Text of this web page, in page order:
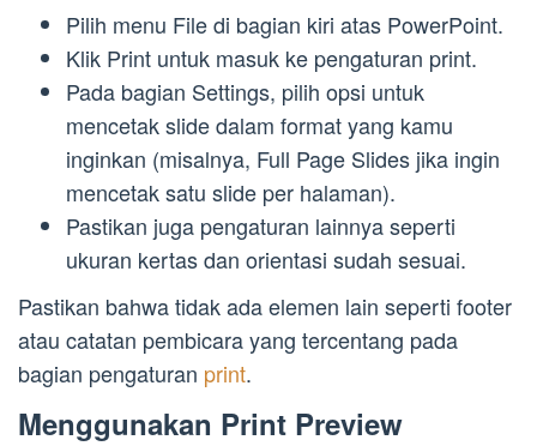
Pilih menu File di bagian kiri atas PowerPoint.
Klik Print untuk masuk ke pengaturan print.
Pada bagian Settings, pilih opsi untuk
mencetak slide dalam format yang kamu
inginkan (misalnya, Full Page Slides jika ingin
mencetak satu slide per halaman).
Pastikan juga pengaturan lainnya seperti
ukuran kertas dan orientasi sudah sesuai.
Pastikan bahwa tidak ada elemen lain seperti footer
atau catatan pembicara yang tercentang pada
bagian pengaturan print.
Menggunakan Print Preview